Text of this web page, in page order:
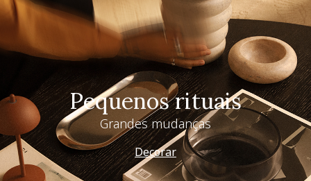
Pequenos rituais
Grandes mudanças
Decorar